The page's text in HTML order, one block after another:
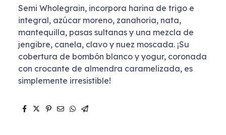
Semi Wholegrain, incorpora harina de trigo e
integral, azúcar moreno, zanahoria, nata,
mantequilla, pasas sultanas y una mezcla de
jengibre, canela, clavo y nuez moscada. ¡Su
cobertura de bombón blanco y yogur, coronada
con crocante de almendra caramelizada, es
simplemente irresistible!